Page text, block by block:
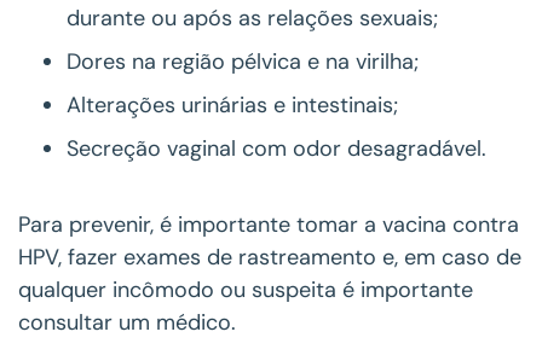
durante ou após as relações sexuais;
Dores na região pélvica e na virilha;
Alterações urinárias e intestinais;
Secreção vaginal com odor desagradável.
Para prevenir, é importante tomar a vacina contra
HPV, fazer exames de rastreamento e, em caso de
qualquer incômodo ou suspeita é importante
consultar um médico.